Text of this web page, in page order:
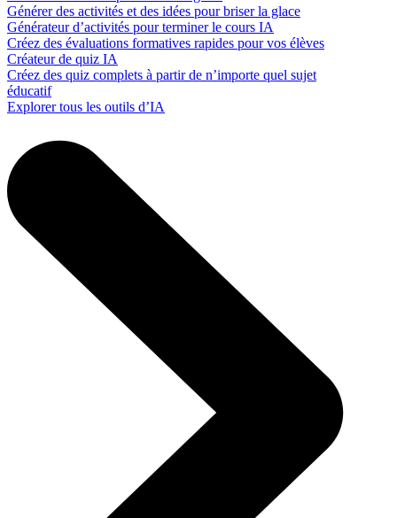
Générer des activités et des idées pour briser la glace
Générateur d’activités pour terminer le cours IA
Créez des évaluations formatives rapides pour vos élèves
Créateur de quiz IA
Créez des quiz complets à partir de n’importe quel sujet
éducatif
Explorer tous les outils d’IA